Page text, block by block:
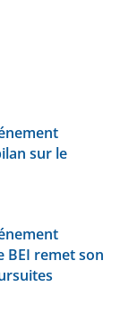
sur le
BEI remet son